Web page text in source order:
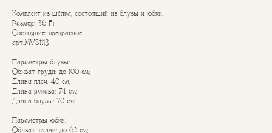
Комплект из шёлка, состоящий из блузы и юбки.
Размер: 36 Fr
Состояние: прекрасное
арт.MVS1113
Параметры блузы:
Обхват груди: до 100 см;
Длина плеч: 40 см;
Длина рукава: 74 см;
Длина блузы: 70 см;
Параметры юбки:
Обхват талии: до 62 см;